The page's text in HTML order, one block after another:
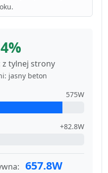
tylnej strony
jasny beton
575W
+82.8W
657.8W